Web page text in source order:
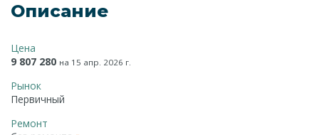
Описание
Цена
9 807 280 на 15 апр. 2026 г.
Рынок
Первичный
Ремонт